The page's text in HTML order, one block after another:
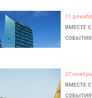
11
ВМЕСТЕ
27 ноябрь
ВМЕСТЕ